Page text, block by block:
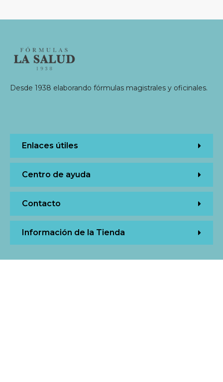
Desde 1938 elaborando fórmulas magistrales y oficinales.
Enlaces útiles
Centro de ayuda
Contacto
Información de la Tienda